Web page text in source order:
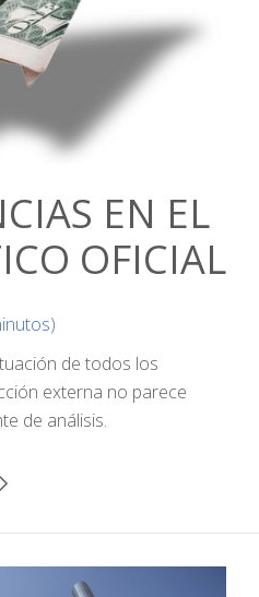
EN EL
OFICIAL
de todos los
externa no parece
de análisis.